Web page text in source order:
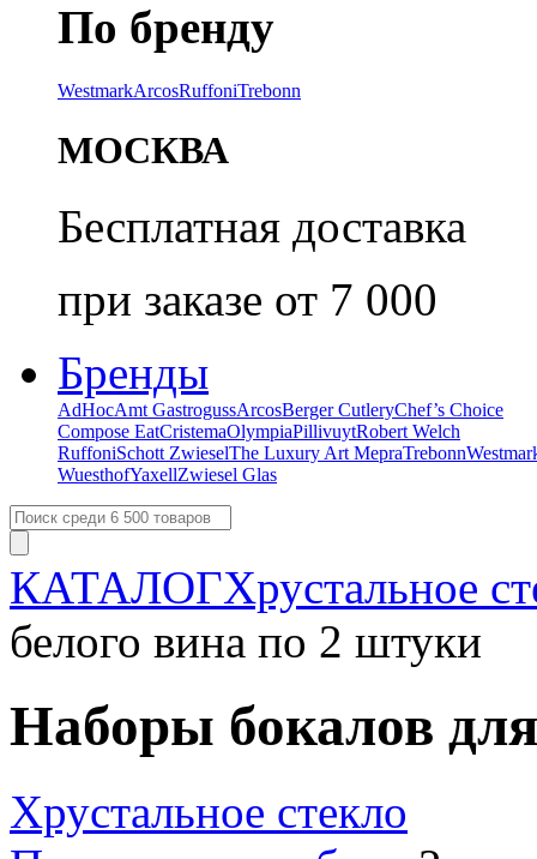
По бренду
WestmarkArcosRuffoniTrebonn
МОСКВА
Бесплатная доставка
при заказе от 7 000
Бренды
AdHocAmt GastrogussArcosBerger CutleryChef’s Choice
Compose EatCristemaOlympiaPillivuytRobert Welch
RuffoniSchott ZwieselThe Luxury Art MepraTrebonn
WuesthofYaxellZwiesel Glas
КАТАЛОГХрустальное
белого вина по 2 штуки
Наборы бокалов
Хрустальное стекло